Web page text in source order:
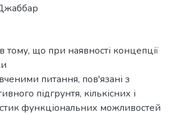
тому, що при наявності концепції
питання, пов'язані з
підгрунтя, кількісних і
функціональних можливостей